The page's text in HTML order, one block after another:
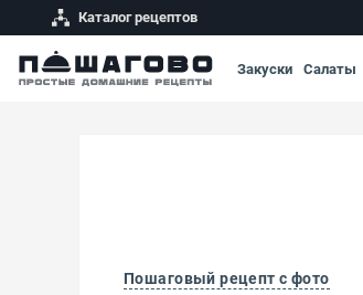
Каталог рецептов
Закуски Салаты
Пошаговый рецепт с фото